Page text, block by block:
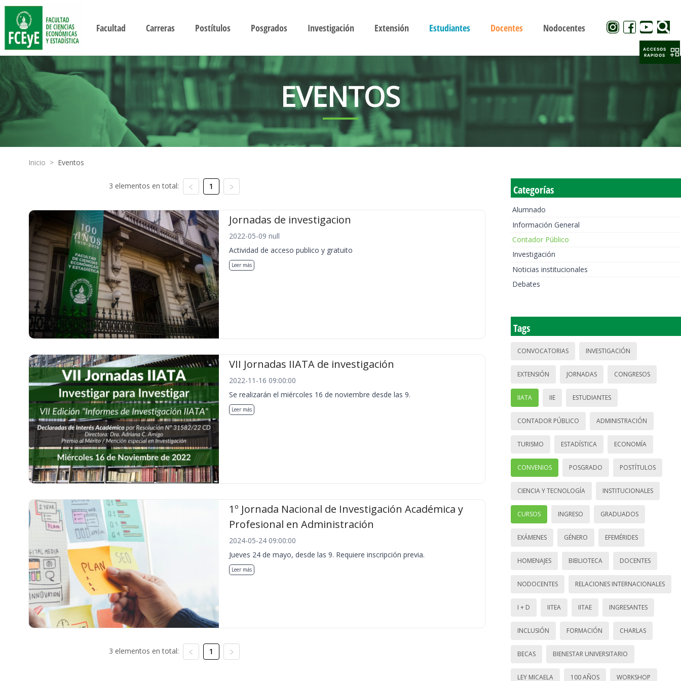
Facultad Carreras Postítulos Posgrados Investigación Extensión Estudiantes Docentes Nodocentes
EVENTOS
Inicio > Eventos
3 elementos en total: 1
Jornadas de investigacion
2022-05-09 null
Actividad de acceso publico y gratuito
Leer más
VII Jornadas IIATA de investigación
2022-11-16 09:00:00
Se realizarán el miércoles 16 de noviembre desde las 9.
Leer más
1º Jornada Nacional de Investigación Académica y
Profesional en Administración
2024-05-24 09:00:00
Jueves 24 de mayo, desde las 9. Requiere inscripción previa.
Leer más
3 elementos en total: 1
Categorías
Alumnado
Información General
Contador Público
Investigación
Noticias institucionales
Debates
Tags
CONVOCATORIAS INVESTIGACIÓN
EXTENSIÓN JORNADAS CONGRESOS
IIATA IIE ESTUDIANTES
CONTADOR PÚBLICO ADMINISTRACIÓN
TURISMO ESTADÍSTICA ECONOMÍA
CONVENIOS POSGRADO POSTÍTULOS
CIENCIA Y TECNOLOGÍA INSTITUCIONALES
CURSOS INGRESO GRADUADOS
EXÁMENES GÉNERO EFEMÉRIDES
HOMENAJES BIBLIOTECA DOCENTES
NODOCENTES RELACIONES INTERNACIONALES
I + D IITEA IITAE INGRESANTES
INCLUSIÓN FORMACIÓN CHARLAS
BECAS BIENESTAR UNIVERSITARIO
LEY MICAELA 100 AÑOS WORKSHOP
ACCESOS
RAPIDOS